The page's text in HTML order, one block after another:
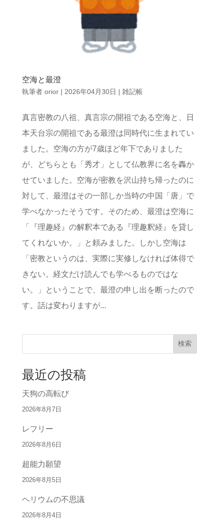
空海と最澄
執筆者 orior| 2026年04月30日 | 雑記帳
真言密教の八祖、真言宗の開祖である空海と、日
本天台宗の開祖である最澄は同時代に生まれてい
ました。空海の方が7歳ほど年下でありました
が、どちらとも「秀才」として仏教界に名を轟か
せていました。空海が密教を沢山持ち帰ったのに
対して、最澄はその一部しか当時の中国「唐」で
学べなかったそうです。そのため、最澄は空海に
「『理趣経』の解釈本である『理趣釈経』を貸し
てくれないか。」と頼みました。しかし空海は
「密教というのは、実際に実修しなければ体得で
きない。経文だけ読んでも学べるものではな
い。」ということで、最澄の申し出を断ったので
す。話は変わりますが...
検索
最近の投稿
天狗の高転び
2026年8月7日
レフリー
2026年8月6日
超能力願望
2026年8月5日
ヘリウムの不思議
2026年8月4日